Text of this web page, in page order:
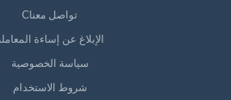
Сتواصل معنا
الإبلاغ عن إساءة
سياسة الخصوصية
شروط الاستخدام